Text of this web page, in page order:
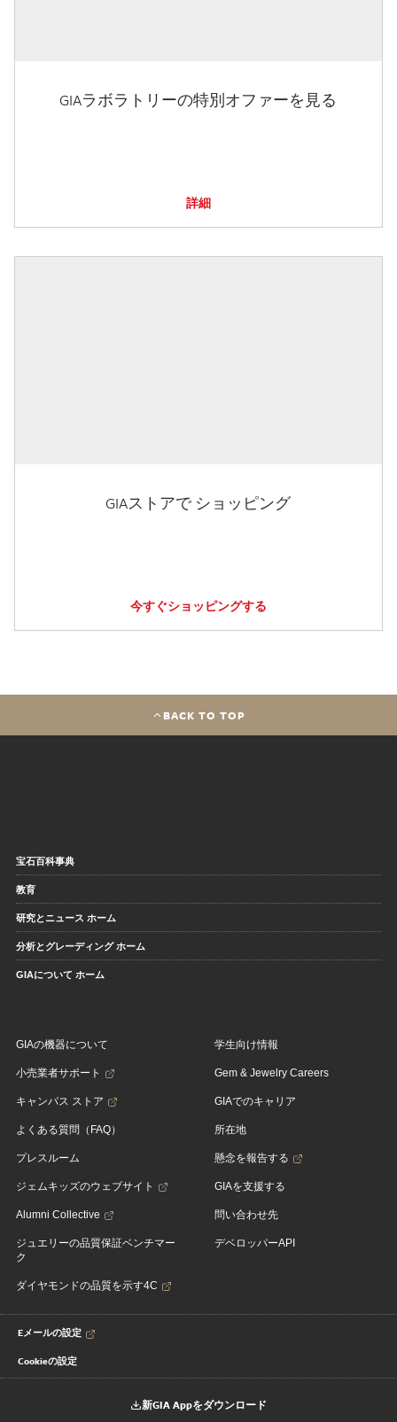
GIAラボラトリーの特別オファーを見る
詳細
GIAストアで ショッピング
今すぐショッピングする
BACK TO TOP
宝石百科事典
教育
研究とニュース ホーム
分析とグレーディング ホーム
GIAについて ホーム
GIAの機器について
小売業者サポート
キャンパス ストア
よくある質問（FAQ）
プレスルーム
ジェムキッズのウェブサイト
Alumni Collective
ジュエリーの品質保証ベンチマー
ク
ダイヤモンドの品質を示す4C
学生向け情報
Gem & Jewelry Careers
GIAでのキャリア
所在地
懸念を報告する
GIAを支援する
問い合わせ先
デベロッパーAPI
Eメールの設定
Cookieの設定
新GIA Appをダウンロード